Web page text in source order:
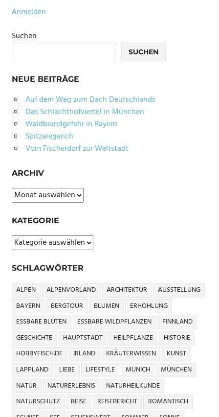
HISTORIE
HOCHKREUZE
IRLAND
IRLAND
IRLAND
GEHEIMTIPPS
IRLAND
REISEBERICHT
KELTISCHES
ERBE
KLÖSTER
KULTUR
MONASTERBOICE
MUIREDACH
KREUZ
REISE
REISEZIEL
GRAFSCHAFT
LOUTH
RUNDTURM
IRLAND
SPIRITUELLE
ORTE
IRLAND
URLAUB
Anmelden
Suchen
SUCHEN
NEUE BEITRÄGE
Auf dem Weg zum Dach Deutschlands
Das Schlachthofviertel in München
Waldbrandgefahr in Bayern
Spitzwegerich
Vom Fischerdorf zur Weltstadt
ARCHIV
Archiv
KATEGORIE
Kategorie
SCHLAGWÖRTER
ALPEN ALPENVORLAND ARCHITEKTUR
AUSSTELLUNG
BAYERN
BERGTOUR BLUMEN
ERHOHLUNG
ESSBARE BLÜTEN
ESSBARE WILDPFLANZEN
FINNLAND
GESCHICHTE
HAUPTSTADT HEILPFLANZE
HISTORIE
HOBBYFISCH.DE
IRLAND KRÄUTERWISSEN
KUNST
LAPPLAND
LIEBE LIFESTYLE MUNICH
MÜNCHEN
NATUR
NATURERLEBNIS
NATURHEILKUNDE
NATURSCHUTZ
REISE REISEBERICHT
ROMANTISCH